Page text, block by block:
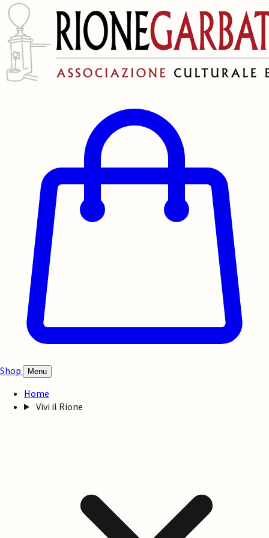
Shop Menu
Home
Vivi il Rione
Vai al contenuto